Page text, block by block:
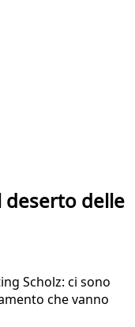
deserto delle
Scholz: ci sono
che vanno